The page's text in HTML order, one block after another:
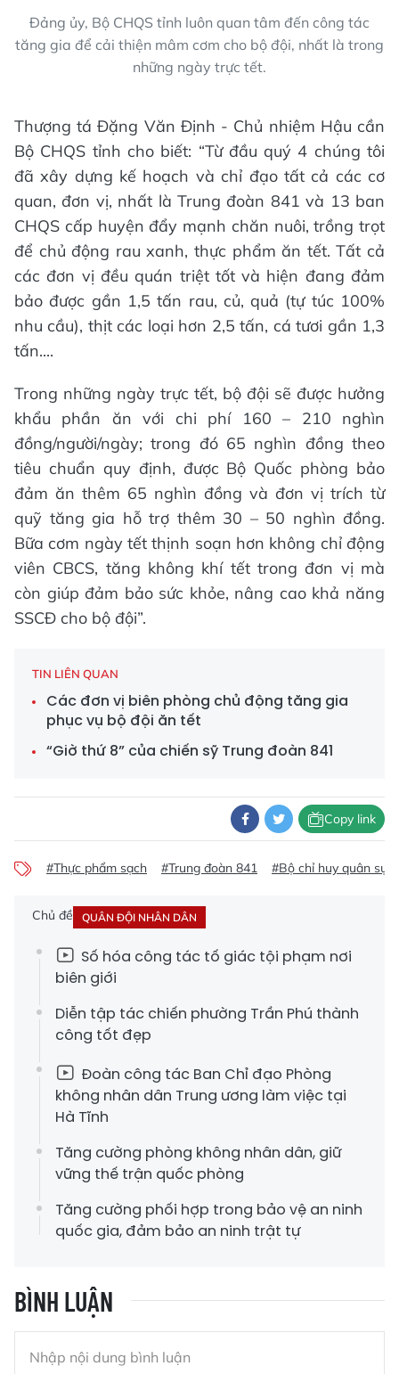
Đảng ủy, Bộ CHQS tỉnh luôn quan tâm đến công tác
tăng gia để cải thiện mâm cơm cho bộ đội, nhất là trong
những ngày trực tết.
Thượng tá Đặng Văn Định - Chủ nhiệm Hậu cần
Bộ CHQS tỉnh cho biết: “Từ đầu quý 4 chúng tôi
đã xây dựng kế hoạch và chỉ đạo tất cả các cơ
quan, đơn vị, nhất là Trung đoàn 841 và 13 ban
CHQS cấp huyện đẩy mạnh chăn nuôi, trồng trọt
để chủ động rau xanh, thực phẩm ăn tết. Tất cả
các đơn vị đều quán triệt tốt và hiện đang đảm
bảo được gần 1,5 tấn rau, củ, quả (tự túc 100%
nhu cầu), thịt các loại hơn 2,5 tấn, cá tươi gần 1,3
tấn....
Trong những ngày trực tết, bộ đội sẽ được hưởng
khẩu phần ăn với chi phí 160 – 210 nghìn
đồng/người/ngày; trong đó 65 nghìn đồng theo
tiêu chuẩn quy định, được Bộ Quốc phòng bảo
đảm ăn thêm 65 nghìn đồng và đơn vị trích từ
quỹ tăng gia hỗ trợ thêm 30 – 50 nghìn đồng.
Bữa cơm ngày tết thịnh soạn hơn không chỉ động
viên CBCS, tăng không khí tết trong đơn vị mà
còn giúp đảm bảo sức khỏe, nâng cao khả năng
SSCĐ cho bộ đội”.
TIN LIÊN QUAN
Các đơn vị biên phòng chủ động tăng gia
phục vụ bộ đội ăn tết
“Giờ thứ 8” của chiến sỹ Trung đoàn 841
Copy link
#Thực phẩm sạch #Trung đoàn 841 #Bộ chỉ huy quân sự
Chủ đề QUÂN ĐỘI NHÂN DÂN
Số hóa công tác tố giác tội phạm nơi
biên giới
Diễn tập tác chiến phường Trần Phú thành
công tốt đẹp
Đoàn công tác Ban Chỉ đạo Phòng
không nhân dân Trung ương làm việc tại
Hà Tĩnh
Tăng cường phòng không nhân dân, giữ
vững thế trận quốc phòng
Tăng cường phối hợp trong bảo vệ an ninh
quốc gia, đảm bảo an ninh trật tự
BÌNH LUẬN